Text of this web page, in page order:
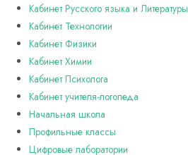
Кабинет Русского языка и Литературы
Кабинет Технологии
Кабинет Физики
Кабинет Химии
Кабинет Психолога
Кабинет учителя-логопеда
Начальная школа
Профильные классы
Цифровые лаборатории